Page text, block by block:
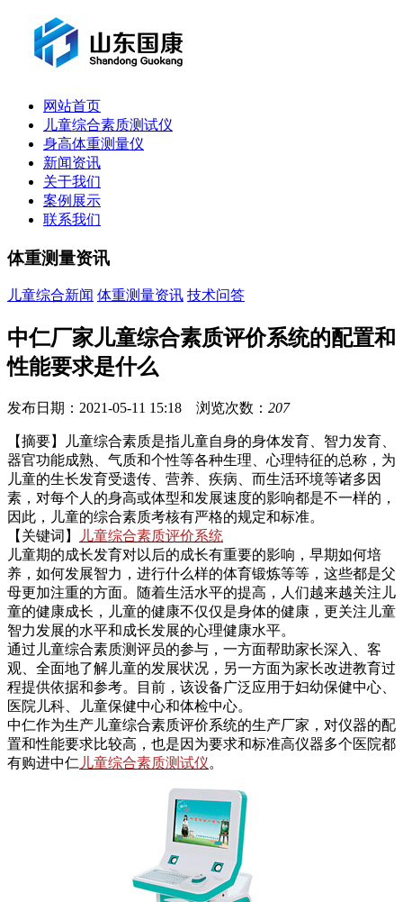
网站首页
儿童综合素质测试仪
身高体重测量仪
新闻资讯
关于我们
案例展示
联系我们
体重测量资讯
儿童综合新闻 体重测量资讯 技术问答
中仁厂家儿童综合素质评价系统的配置和
性能要求是什么
发布日期：2021-05-11 15:18 浏览次数： 207
【摘要】儿童综合素质是指儿童自身的身体发育、智力发育、
器官功能成熟、气质和个性等各种生理、心理特征的总称，为
儿童的生长发育受遗传、营养、疾病、而生活环境等诸多因
素，对每个人的身高或体型和发展速度的影响都是不一样的，
因此，儿童的综合素质考核有严格的规定和标准。
【关键词】
儿童综合素质评价系统
儿童期的成长发育对以后的成长有重要的影响，早期如何培
养，如何发展智力，进行什么样的体育锻炼等等，这些都是父
母更加注重的方面。随着生活水平的提高，人们越来越关注儿
童的健康成长，儿童的健康不仅仅是身体的健康，更关注儿童
智力发展的水平和成长发展的心理健康水平。
通过儿童综合素质测评员的参与，一方面帮助家长深入、客
观、全面地了解儿童的发展状况，另一方面为家长改进教育过
程提供依据和参考。目前，该设备广泛应用于妇幼保健中心、
医院儿科、儿童保健中心和体检中心。
中仁作为生产儿童综合素质评价系统的生产厂家，对仪器的配
置和性能要求比较高，也是因为要求和标准高仪器多个医院都
有购进中仁 儿童综合素质测试仪。